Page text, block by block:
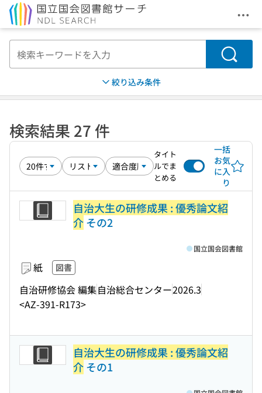
メ
検索
絞り込み条件
検索結果 27 件
タイト
ルでま
とめる
一括
お気
に入
り
自治大生の研修成果 : 優秀論文紹
介その2
紙 図書
自治研修協会 編集自治総合センター2026.3
<AZ-391-R173>
国立国会図書館
自治大生の研修成果 : 優秀論文紹
介その1